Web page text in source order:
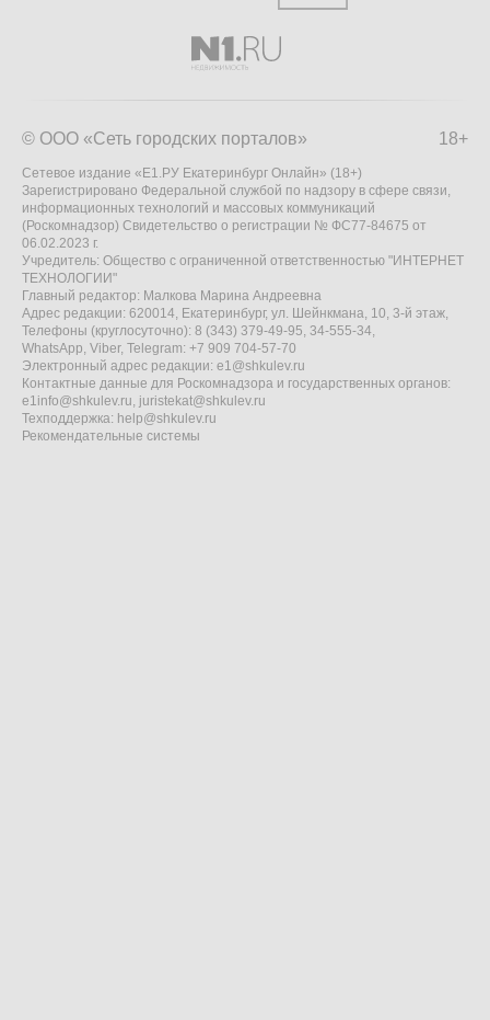
18+
© ООО «Сеть городских порталов»
Сетевое издание «Е1.РУ Екатеринбург Онлайн» (18+)
Зарегистрировано Федеральной службой по надзору в сфере связи,
информационных технологий и массовых коммуникаций
(Роскомнадзор) Свидетельство о регистрации № ФС77-84675 от
06.02.2023 г.
Учредитель: Общество с ограниченной ответственностью "ИНТЕРНЕТ
ТЕХНОЛОГИИ"
Главный редактор: Малкова Марина Андреевна
Адрес редакции: 620014, Екатеринбург, ул. Шейнкмана, 10, 3-й этаж,
Телефоны (круглосуточно): 8 (343) 379-49-95, 34-555-34,
WhatsApp, Viber, Telegram: +7 909 704-57-70
Электронный адрес редакции: e1@shkulev.ru
Контактные данные для Роскомнадзора и государственных органов:
e1info@shkulev.ru, juristekat@shkulev.ru
Техподдержка: help@shkulev.ru
Рекомендательные системы